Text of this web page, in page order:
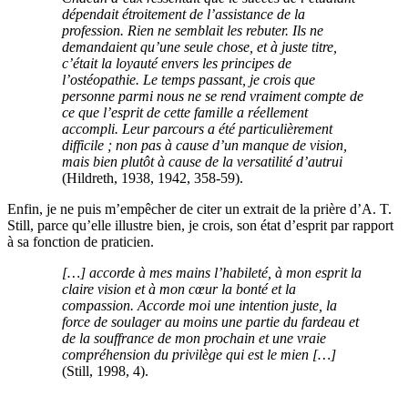
dépendait étroitement de l’assistance de la
profession. Rien ne semblait les rebuter. Ils ne
demandaient qu’une seule chose, et à juste titre,
c’était la loyauté envers les principes de
l’ostéopathie. Le temps passant, je crois que
personne parmi nous ne se rend vraiment compte de
ce que l’esprit de cette famille a réellement
accompli. Leur parcours a été particulièrement
difficile ; non pas à cause d’un manque de vision,
mais bien plutôt à cause de la versatilité d’autrui
(Hildreth, 1938, 1942, 358-59).
Enfin, je ne puis m’empêcher de citer un extrait de la prière d’A. T.
Still, parce qu’elle illustre bien, je crois, son état d’esprit par rapport
à sa fonction de praticien.
[…] accorde à mes mains l’habileté, à mon esprit la
claire vision et à mon cœur la bonté et la
compassion. Accorde moi une intention juste, la
force de soulager au moins une partie du fardeau et
de la souffrance de mon prochain et une vraie
compréhension du privilège qui est le mien […]
(Still, 1998, 4).